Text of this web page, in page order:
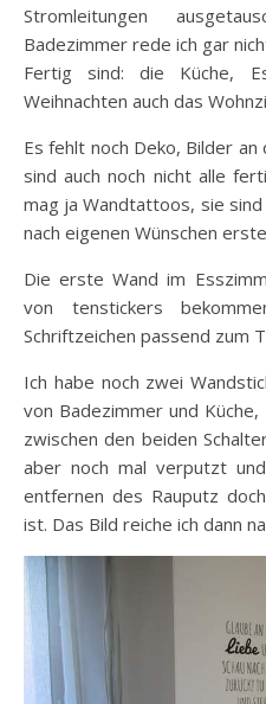
Stromleitungen
Badezimmer rede ich gar
Fertig sind: die Küche,
Weihnachten auch das
Es fehlt noch Deko, Bilder an
sind auch noch nicht alle
mag ja Wandtattoos, sie
nach eigenen Wünschen
Die erste Wand im
von tenstickers
Schriftzeichen passend zum
Ich habe noch zwei
von Badezimmer und
zwischen den beiden
aber noch mal verputzt
entfernen des Rauputz
ist. Das Bild reiche ich dann